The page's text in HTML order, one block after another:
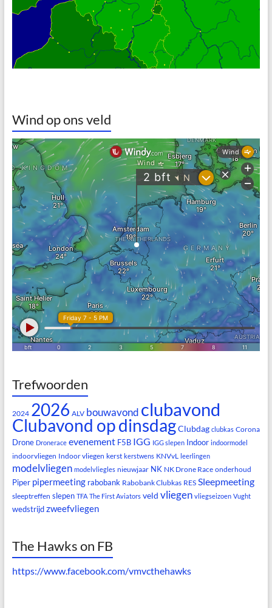
Wind op ons veld
Trefwoorden
2024 2026 ALV bouwavond clubavond
Clubavond op dinsdagClubdag clubkas Corona
Drone Dronerace evenement F5B IGG IGG slepen Indoor indoormodel
indoorvliegen Indoor vliegen kerst kerstwens KNVvL leerlingen
modelvliegen modelvliegles nieuwjaar NK NK Drone Race onderhoud
Piper pipermeeting rabobank Rabobank Clubkas RES Sleepmeeting
sleeptreffen slepen TFA The First Aviators veld vliegen vliegseizoen Vught
wedstrijd zweefvliegen
The Hawks on FB
https://www.facebook.com/vmvcthehawks